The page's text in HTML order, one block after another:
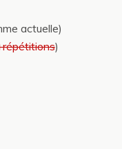
actuelle)
)